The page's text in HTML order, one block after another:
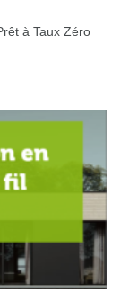
à Taux Zéro